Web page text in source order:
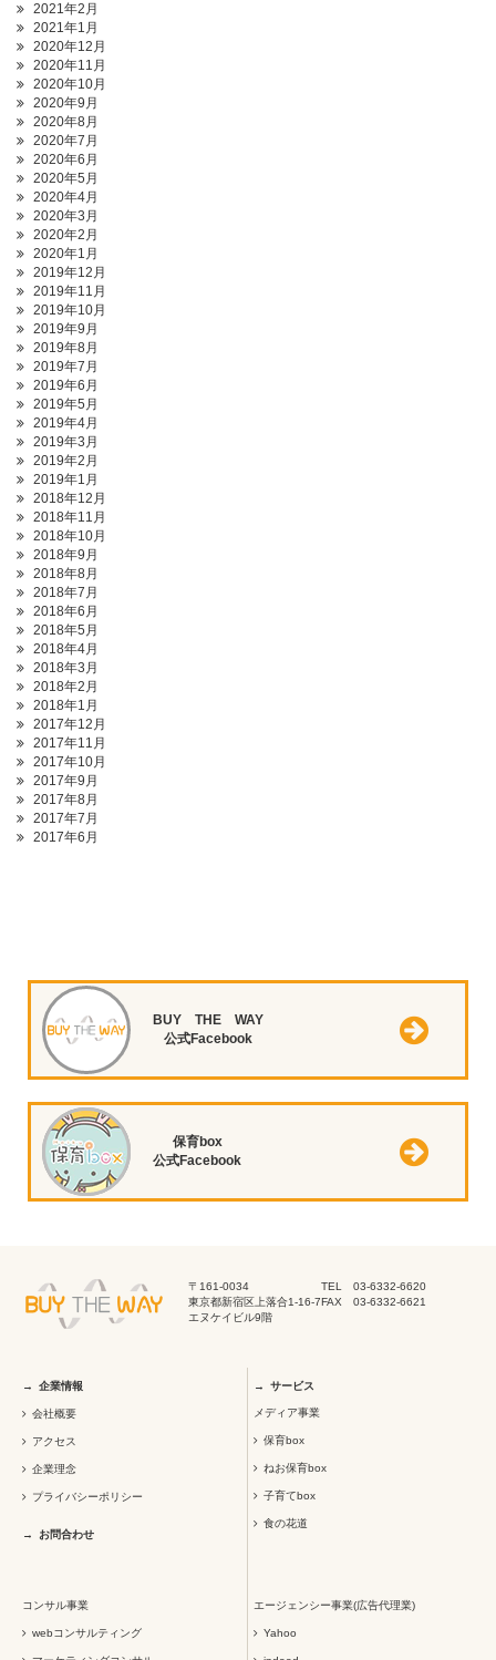
2021年2月
2021年1月
2020年12月
2020年11月
2020年10月
2020年9月
2020年8月
2020年7月
2020年6月
2020年5月
2020年4月
2020年3月
2020年2月
2020年1月
2019年12月
2019年11月
2019年10月
2019年9月
2019年8月
2019年7月
2019年6月
2019年5月
2019年4月
2019年3月
2019年2月
2019年1月
2018年12月
2018年11月
2018年10月
2018年9月
2018年8月
2018年7月
2018年6月
2018年5月
2018年4月
2018年3月
2018年2月
2018年1月
2017年12月
2017年11月
2017年10月
2017年9月
2017年8月
2017年7月
2017年6月
BUY THE WAY
公式Facebook
保育box
公式Facebook
〒161-0034
東京都新宿区上落合1-16-7
エヌケイビル9階
TEL 03-6332-6620
FAX 03-6332-6621
企業情報
会社概要
アクセス
企業理念
プライバシーポリシー
お問合わせ
サービス
メディア事業
保育box
ねお保育box
子育てbox
食の花道
コンサル事業
webコンサルティング
エージェンシー事業(広告代理業)
Yahoo